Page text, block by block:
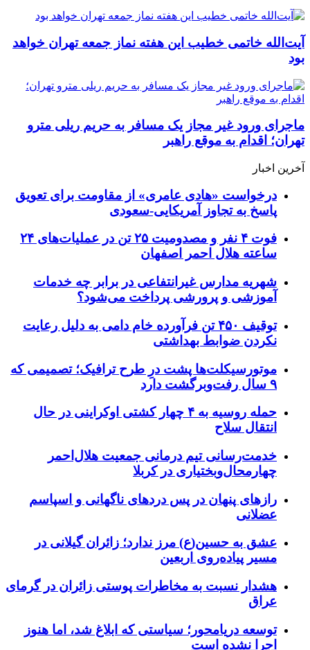
آیت‌الله خاتمی خطیب این هفته نماز جمعه تهران خواهد
بود
ماجرای ورود غیر مجاز یک مسافر به حریم ریلی مترو
تهران؛ اقدام به موقع راهبر
آخرین اخبار
درخواست «هادی عامری» از مقاومت برای تعویق
پاسخ به تجاوز آمریکایی-سعودی
فوت ۴ نفر و مصدومیت ۲۵ تن در عملیات‌های ۲۴
ساعته هلال احمر اصفهان
شهریه مدارس غیرانتفاعی در برابر چه خدمات
آموزشی و پرورشی پرداخت می‌شود؟
توقیف ۴۵۰ تن فرآورده خام دامی به دلیل رعایت
نکردن ضوابط بهداشتی
موتورسیکلت‌ها پشت درِ طرح ترافیک؛ تصمیمی که
۹ سال رفت‌وبرگشت دارد
حمله روسیه به ۴ چهار کشتی اوکراینی در حال
انتقال سلاح
خدمت‌رسانی تیم درمانی جمعیت هلال‌احمر
چهارمحال‌وبختیاری در کربلا
رازهای پنهان در پس دردهای ناگهانی و اسپاسم
عضلانی
عشق به حسین(ع) مرز ندارد؛ زائران گیلانی در
مسیر پیاده‌روی اربعین
هشدار نسبت به مخاطرات پوستی زائران در گرمای
عراق
توسعه دریامحور؛ سیاستی که ابلاغ شد، اما هنوز
اجرا نشده است